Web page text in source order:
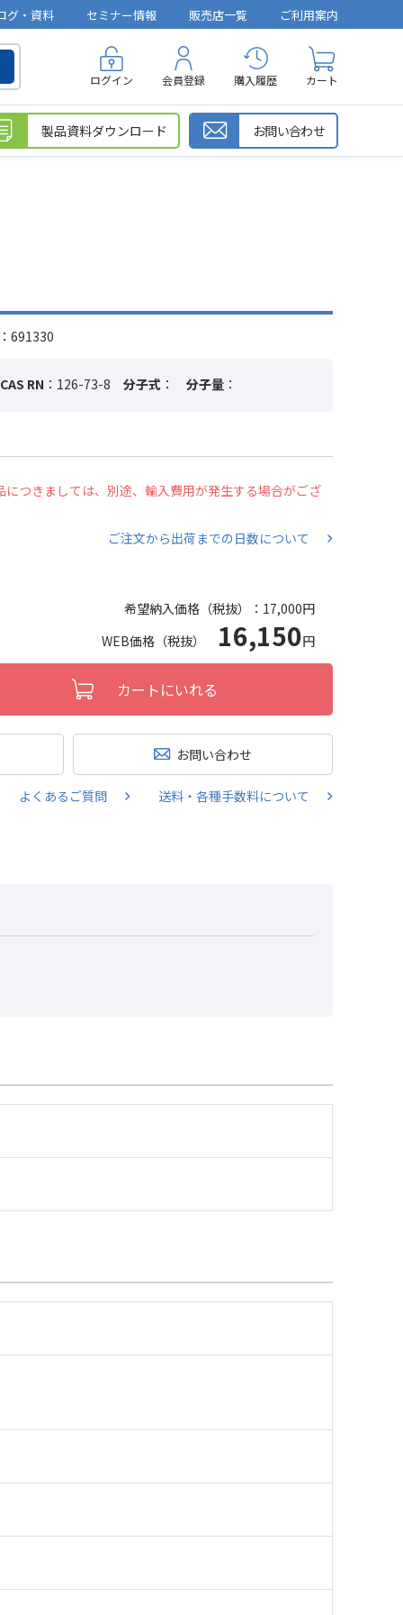
グ・資料 セミナー情報 販売店一覧 ご利用案内
ログイン 会員登録 購入履歴 カート
製品資料ダウンロード お問い合わせ
691330
CAS RN ：126-73-8 分子式 ： 分子量 ：
つきましては、別途、輸入費用が発生する場合がござ
ご注文から出荷までの日数について
希望納入価格（税抜）： 17,000円
WEB価格（税抜） 16,150円
カートにいれる
お問い合わせ
よくあるご質問 送料・各種手数料について